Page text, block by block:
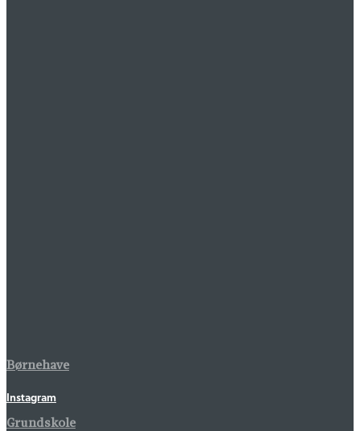
Børnehave
Instagram
Grundskole